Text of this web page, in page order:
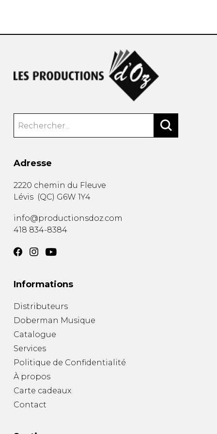
Adresse
2220 chemin du Fleuve
Lévis (QC) G6W 1Y4
info@productionsdoz.com
418 834-8384
Informations
Distributeurs
Doberman Musique
Catalogue
Services
Politique de Confidentialité
À propos
Carte cadeaux
Contact